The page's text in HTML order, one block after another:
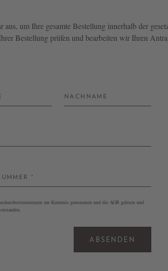
um Ihre gesamte Bestellung innerhalb der
Bestellung prüfen und bearbeiten wir Ihren
NACHNAME
*
zur Kenntnis genommen und dieAGB gelesen und
ABSENDEN